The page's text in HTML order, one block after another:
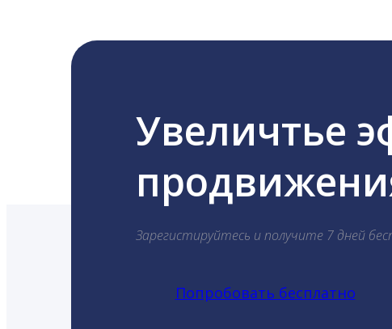
Увеличтье
Зарегистируйтесь и получите 7 дней
Попробовать бесплатно